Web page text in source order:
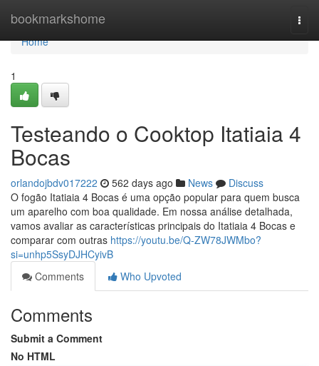
bookmarkshome
Home
Home
1
Testeando o Cooktop Itatiaia 4
Bocas
orlandojbdv017222 562 days ago News
Discuss
O fogão Itatiaia 4 Bocas é uma opção popular para quem busca
um aparelho com boa qualidade. Em nossa análise detalhada,
vamos avaliar as características principais do Itatiaia 4 Bocas e
comparar com outras https://youtu.be/Q-ZW78JWMbo?
si=unhp5SsyDJHCyivB
Comments
Who Upvoted
Comments
Submit a Comment
No HTML